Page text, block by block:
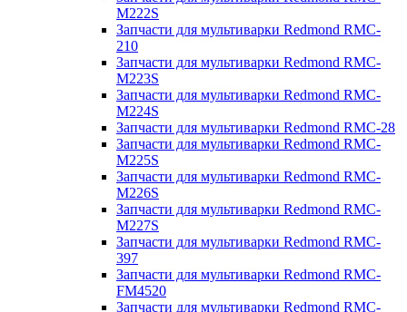
M222S
Запчасти для мультиварки Redmond RMC-
210
Запчасти для мультиварки Redmond RMC-
M223S
Запчасти для мультиварки Redmond RMC-
M224S
Запчасти для мультиварки Redmond RMC-28
Запчасти для мультиварки Redmond RMC-
M225S
Запчасти для мультиварки Redmond RMC-
M226S
Запчасти для мультиварки Redmond RMC-
M227S
Запчасти для мультиварки Redmond RMC-
397
Запчасти для мультиварки Redmond RMC-
FM4520
Запчасти для мультиварки Redmond RMC-